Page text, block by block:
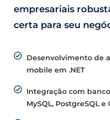
empresariais
certa para seu
Desenvolvimento de
mobile em .NET
Integração com
MySQL, PostgreSQL e